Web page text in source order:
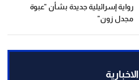
رواية إسرائيلية جديدة بشأن "عبوة
مجدل زون"